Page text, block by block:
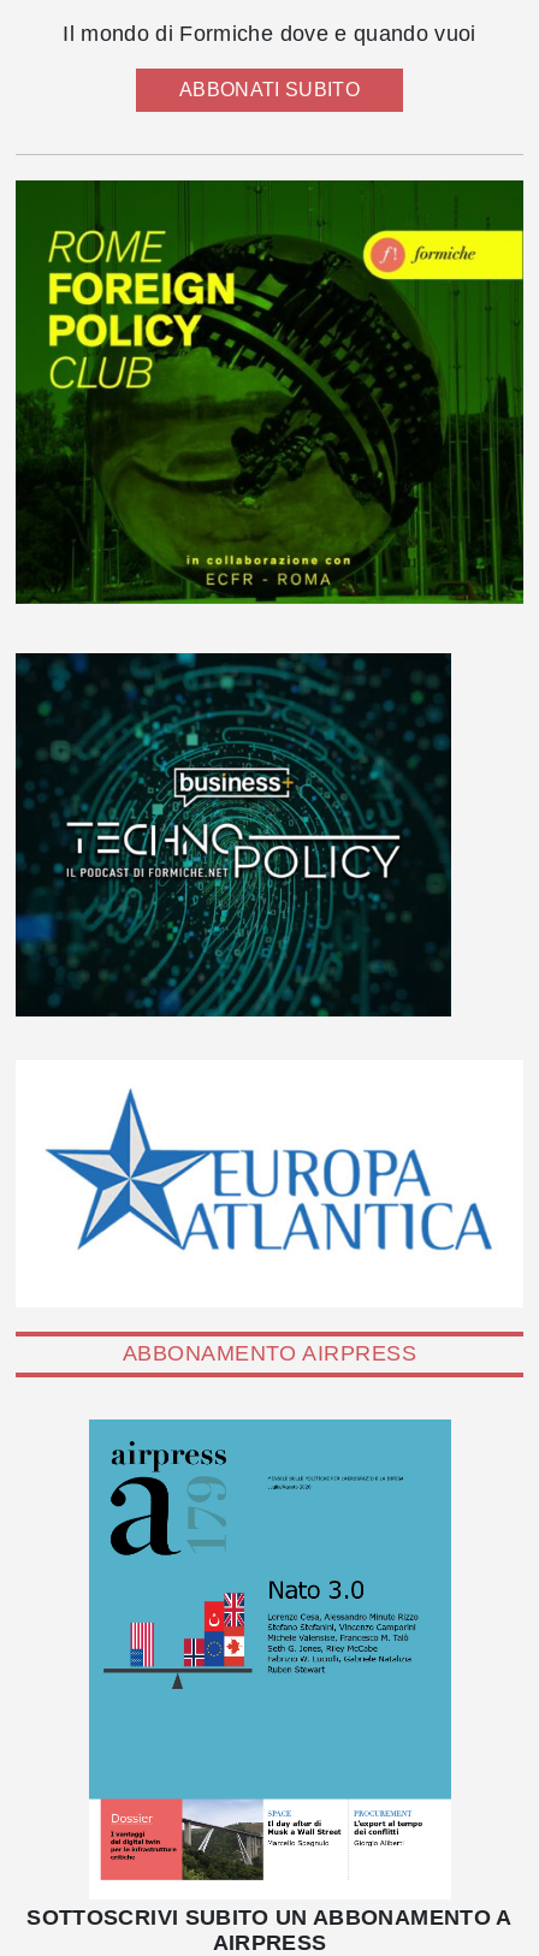
Il mondo di Formiche dove e quando vuoi
ABBONATI SUBITO
ABBONAMENTO AIRPRESS
SOTTOSCRIVI SUBITO UN ABBONAMENTO A
AIRPRESS